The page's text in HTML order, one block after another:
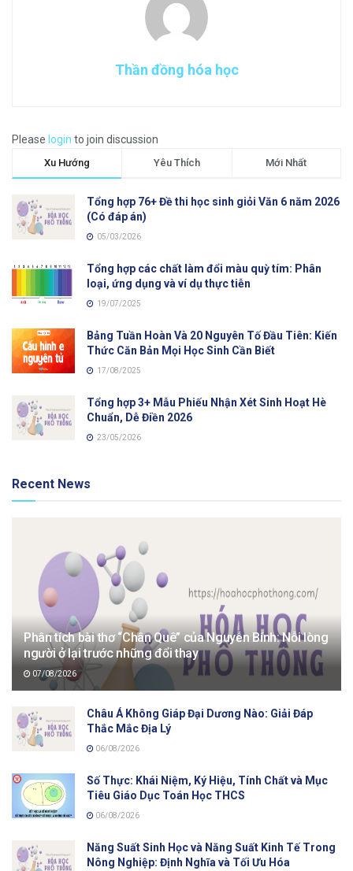
Thần đồng hóa học
Please login to join discussion
Xu Hướng Yêu Thích Mới Nhất
Tổng hợp 76+ Đề thi học sinh giỏi Văn 6 năm 2026
(Có đáp án)
05/03/2026
Tổng hợp các chất làm đổi màu quỳ tím: Phân
loại, ứng dụng và ví dụ thực tiễn
19/07/2025
Bảng Tuần Hoàn Và 20 Nguyên Tố Đầu Tiên: Kiến
Thức Căn Bản Mọi Học Sinh Cần Biết
17/08/2025
Tổng hợp 3+ Mẫu Phiếu Nhận Xét Sinh Hoạt Hè
Chuẩn, Dễ Điền 2026
23/05/2026
Recent News
Phân tích bài thơ “Chân Quê” của Nguyễn Bính: Nỗi lòng
người ở lại trước những đổi thay
07/08/2026
Châu Á Không Giáp Đại Dương Nào: Giải Đáp
Thắc Mắc Địa Lý
06/08/2026
Số Thực: Khái Niệm, Ký Hiệu, Tính Chất và Mục
Tiêu Giáo Dục Toán Học THCS
06/08/2026
Năng Suất Sinh Học và Năng Suất Kinh Tế Trong
Nông Nghiệp: Định Nghĩa và Tối Ưu Hóa